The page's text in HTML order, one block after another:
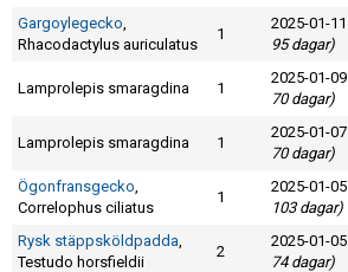
Gargoylegecko,
Rhacodactylus auriculatus
1
2025-01-11
95 dagar)
Lamprolepis smaragdina 1
2025-01-09
70 dagar)
Lamprolepis smaragdina 1
2025-01-07
70 dagar)
Ögonfransgecko,
Correlophus ciliatus
1
2025-01-05
103 dagar)
Rysk stäppsköldpadda,
Testudo horsfieldii
2
2025-01-05
74 dagar)